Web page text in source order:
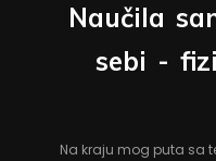
Naučila
sebi -
Na kraju mog puta sa